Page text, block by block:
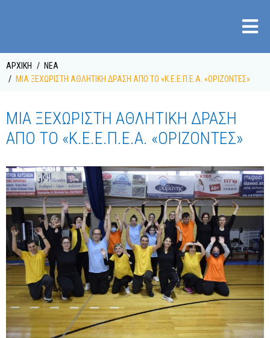
ΑΡΧΙΚΉ
ΝΈΑ
ΜΙΑ ΞΕΧΩΡΙΣΤΉ ΑΘΛΗΤΙΚΉ ΔΡΆΣΗ ΑΠΌ ΤΟ «Κ.Ε.Ε.Π.Ε.Α. «ΟΡΊΖΟΝΤΕΣ»
ΜΙΑ ΞΕΧΩΡΙΣΤΉ ΑΘΛΗΤΙΚΉ ΔΡΆΣΗ
ΑΠΌ ΤΟ «Κ.Ε.Ε.Π.Ε.Α. «ΟΡΊΖΟΝΤΕΣ»